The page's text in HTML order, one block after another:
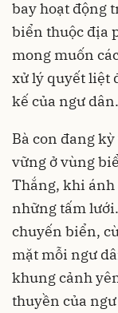
bay hoạt động
biển thuộc địa
mong muốn
xử lý quyết liệt
kế của ngư
Bà con đang
vững ở vùng
Thắng, khi
những tấm
chuyến biển,
mặt mỗi ngư
khung cảnh
thuyền của